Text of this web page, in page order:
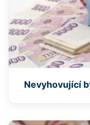
Nevyhovující